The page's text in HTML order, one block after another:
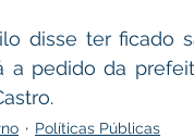
disse ter ficado
a pedido da
Políticas Públicas